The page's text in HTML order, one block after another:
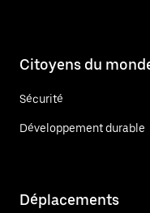
Citoyens du
Sécurité
Développement durable
Déplacements